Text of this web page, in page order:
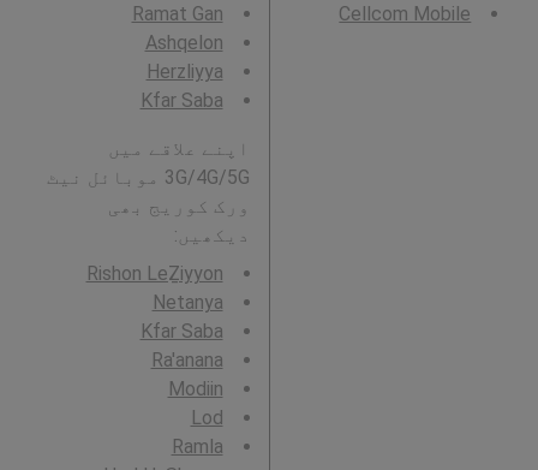
Cellcom Mobile
Ramat Gan
Ashqelon
Herzliyya
Kfar Saba
اپنے علاقے میں
3G/4G/5G موبائل نیٹ
ورک کوریج بھی
دیکھیں:
Rishon LeẔiyyon
Netanya
Kfar Saba
Ra'anana
Modiin
Lod
Ramla